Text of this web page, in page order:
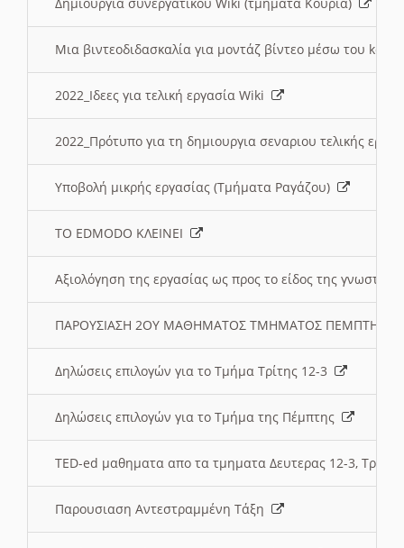
Μια βιντεοδιδασκαλία για μοντάζ βίντεο μέσω του
2022_Ιδεες για τελική εργασία Wiki
2022_Πρότυπο για τη δημιουργια σεναριου τελικής
Υποβολή μικρής εργασίας (Τμήματα Ραγάζου)
ΤΟ EDMODO ΚΛΕΙΝΕΙ
Αξιολόγηση της εργασίας ως προς το είδος της
ΠΑΡΟΥΣΙΑΣΗ 2ΟΥ ΜΑΘΗΜΑΤΟΣ ΤΜΗΜΑΤΟΣ
Δηλώσεις επιλογών για το Τμήμα Τρίτης 12-3
Δηλώσεις επιλογών για το Τμήμα της Πέμπτης
TED-ed μαθηματα απο τα τμηματα Δευτερας 12-3,
Παρουσιαση Αντεστραμμένη Τάξη